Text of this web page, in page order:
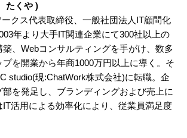
たくや )
クス代表取締役、一般社団法人IT顧問化
年より大手IT関連企業にて300社以上の
、Webコンサルティングを手がけ、数多
プを開業から年商1000万円以上に導く。そ
studio(現:ChatWork株式会社)に転職。企
を発足し、ブランディングおよび売上に
活用による効率化により、従業員満足度